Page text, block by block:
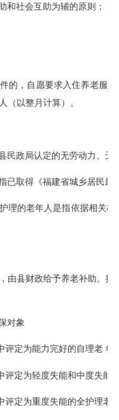
社会互助为辅的原则；
，自愿要求入住养老服务
（以整月计算）。
政局认定的无劳动力、无
取得《福建省城乡居民最
的老年人是指依据相关标
县财政给予养老补助。按
对象
定为能力完好的自理老 年
定为轻度失能和中度失能
定为重度失能的全护理老